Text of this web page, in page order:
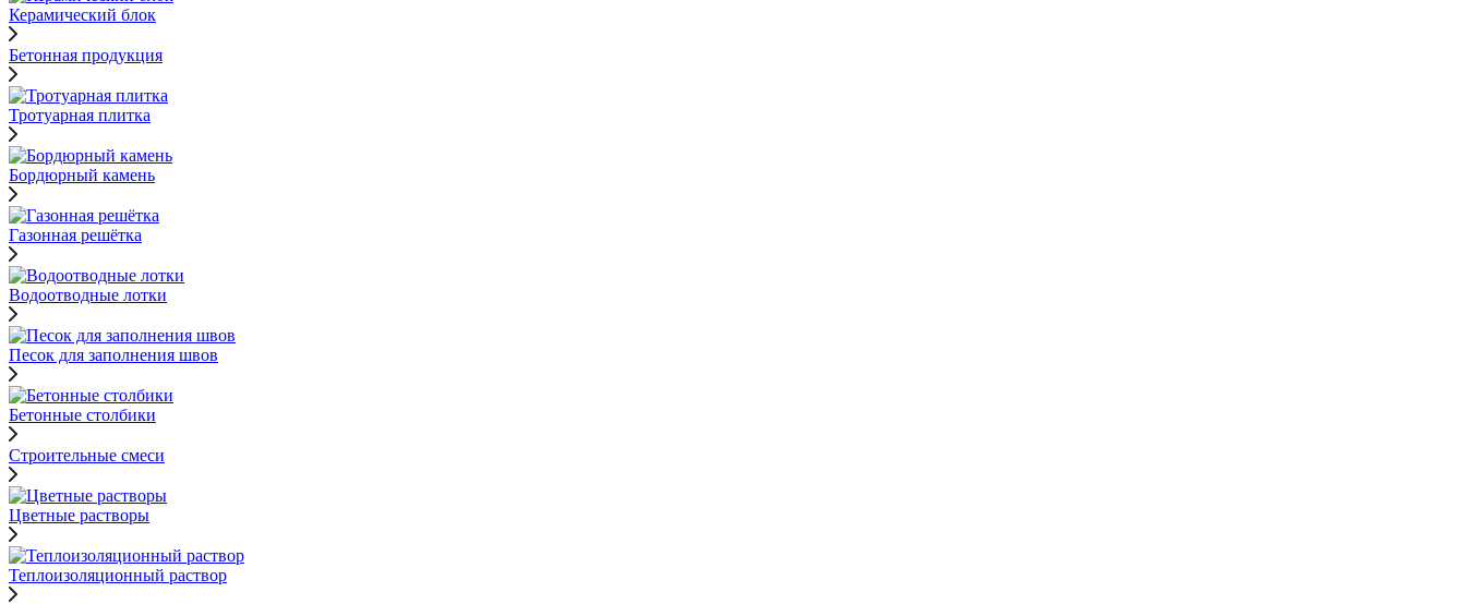
Керамический блок
Бетонная продукция
Тротуарная плитка
Бордюрный камень
Газонная решётка
Водоотводные лотки
Песок для заполнения швов
Бетонные столбики
Строительные смеси
Цветные растворы
Теплоизоляционный раствор